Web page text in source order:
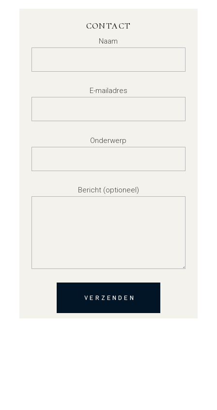
CONTACT
Naam
E-mailadres
Onderwerp
Bericht (optioneel)
VERZENDEN